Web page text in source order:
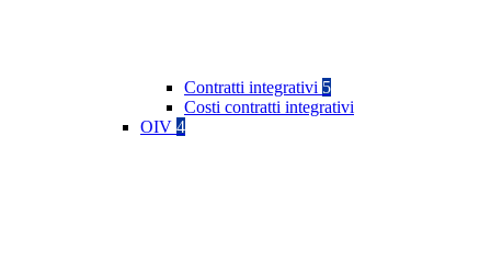
Contratti integrativi 5
Costi contratti integrativi
OIV 4